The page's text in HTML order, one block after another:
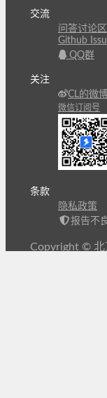
交流
问答讨论区
Github
QQ群
关注
CL的微
微信订阅号
条款
隐私政策
报告不
Copyright © 北